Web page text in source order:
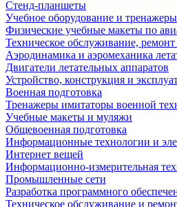
Стенд-планшеты
Учебное оборудование и тренажеры
Физические учебные макеты по
Техническое обслуживание,
Аэродинамика и аэромеханика
Двигатели летательных аппаратов
Устройство, конструкция и
Военная подготовка
Тренажеры имитаторы военной
Учебные макеты и муляжи
Общевоенная подготовка
Информационные технологии и
Интернет вещей
Информационно-измерительная
Промышленные сети
Разработка программного
Техническое обслуживание и